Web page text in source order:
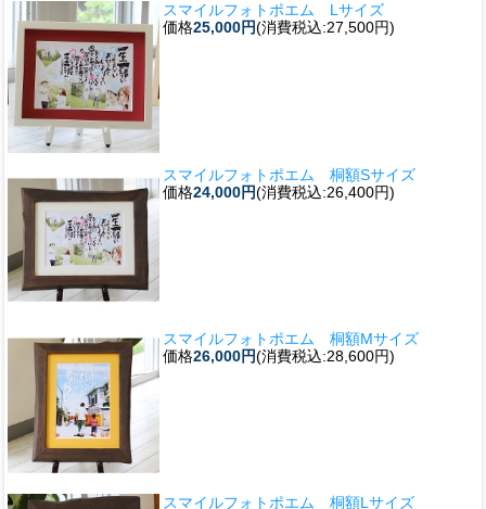
スマイルフォトポエム Lサイズ
価格25,000円(消費税込:27,500円)
スマイルフォトポエム 桐額Sサイズ
価格24,000円(消費税込:26,400円)
スマイルフォトポエム 桐額Mサイズ
価格26,000円(消費税込:28,600円)
スマイルフォトポエム 桐額Lサイズ